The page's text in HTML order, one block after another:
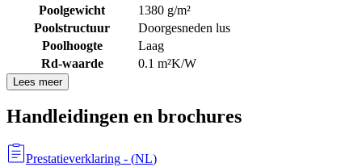
Poolgewicht
1380 g/m²
Poolstructuur
Doorgesneden lus
Poolhoogte
Laag
Rd-waarde
0.1 m²K/W
Lees meer
Handleidingen en brochures
Prestatieverklaring - (NL)